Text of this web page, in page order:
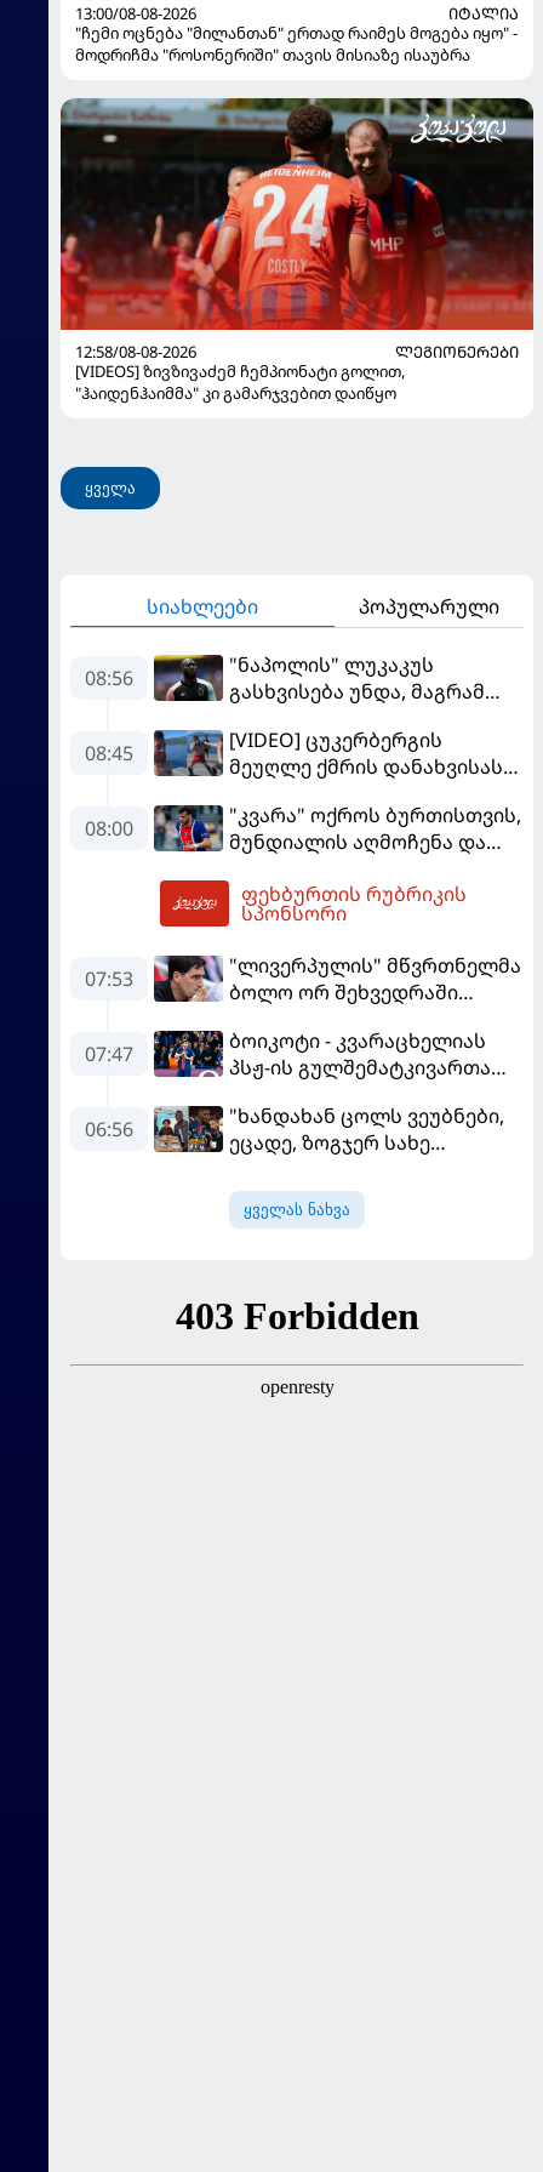
13:00/08-08-2026
ᲘᲢᲐᲚᲘᲐ
"ჩემი ოცნება "მილანთან" ერთად რაიმეს მოგება იყო" -
მოდრიჩმა "როსონერიში" თავის მისიაზე ისაუბრა
12:58/08-08-2026
ᲚᲔᲒᲘᲝᲜᲔᲠᲔᲑᲘ
[VIDEOS] ზივზივაძემ ჩემპიონატი გოლით,
"ჰაიდენჰაიმმა" კი გამარჯვებით დაიწყო
ყველა
სიახლეები პოპულარული
08:56
"ნაპოლის" ლუკაკუს
გასხვისება უნდა, მაგრამ
უთანხმდება
08:45
[VIDEO] ცუკერბერგის
მეუღლე ქმრის დანახვისას
დვალიშვილი Facebook-ის
დამფუძნებელს
08:00
"კვარა" ოქროს ბურთისთვის,
მუნდიალის აღმოჩენა და
მსაჯი - ევროპის სუპერთასის
PREVIEW
ფეხბურთის რუბრიკის
სპონსორი
07:53
"ლივერპულის" მწვრთნელმა
ბოლო ორ შეხვედრაში
07:47
ბოიკოტი - კვარაცხელიას
პსჟ-ის გულშემატკივართა
გაავრცელა
06:56
"ხანდახან ცოლს ვეუბნები,
ეცადე, ზოგჯერ სახე
ამას მპასუხობს..." -
დემბელემ მეუღლის შესახებ
ყველას ნახვა